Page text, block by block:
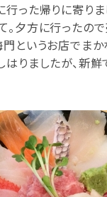
行った帰りに寄り
。夕方に行ったの
門というお店でま
はりましたが、新